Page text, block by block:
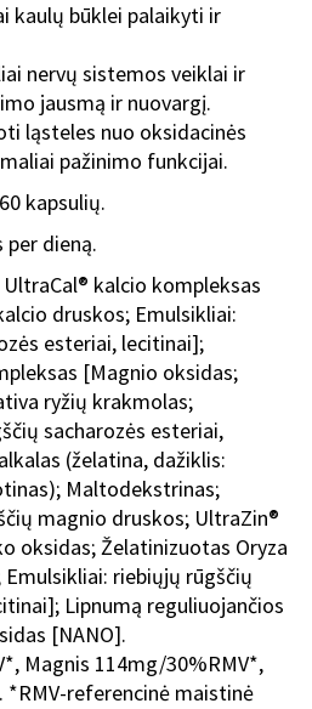
kaulų būklei palaikyti ir
nervų sistemos veiklai ir
jausmą ir nuovargį.
ląsteles nuo oksidacinės
pažinimo funkcijai.
kapsulių.
per dieną.
UltraCal® kalcio kompleksas
druskos; Emulsikliai:
esteriai, lecitinai];
[Magnio oksidas;
ryžių krakmolas;
sacharozės esteriai,
(želatina, dažiklis:
Maltodekstrinas;
magnio druskos; UltraZin®
oksidas; Želatinizuotas Oryza
riebiųjų rūgščių
Lipnumą reguliuojančios
[NANO].
Magnis 114mg/30%RMV*,
*RMV-referencinė maistinė